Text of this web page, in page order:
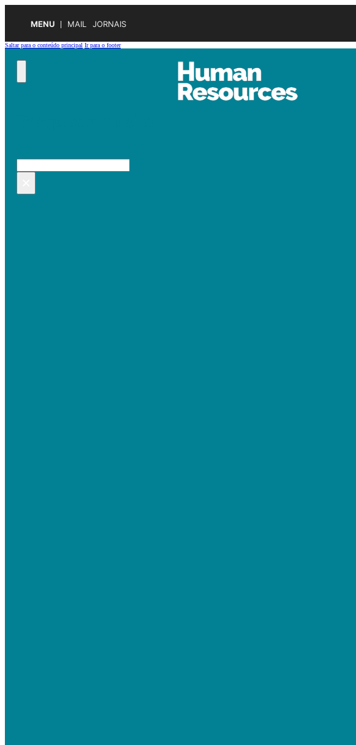
MENU MAIL JORNAIS
Saltar para o conteúdo principal Ir para o footer
Pesquisar